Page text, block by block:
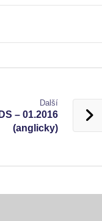
Další
– 01.2016
(anglicky)